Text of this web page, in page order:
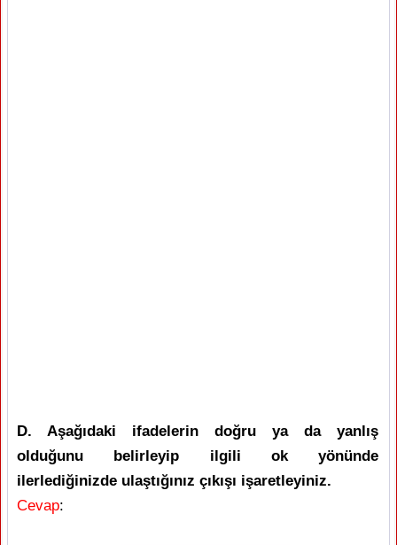
D. Aşağıdaki ifadelerin doğru ya da yanlış
olduğunu belirleyip ilgili ok yönünde
ilerlediğinizde ulaştığınız çıkışı işaretleyiniz.
Cevap: